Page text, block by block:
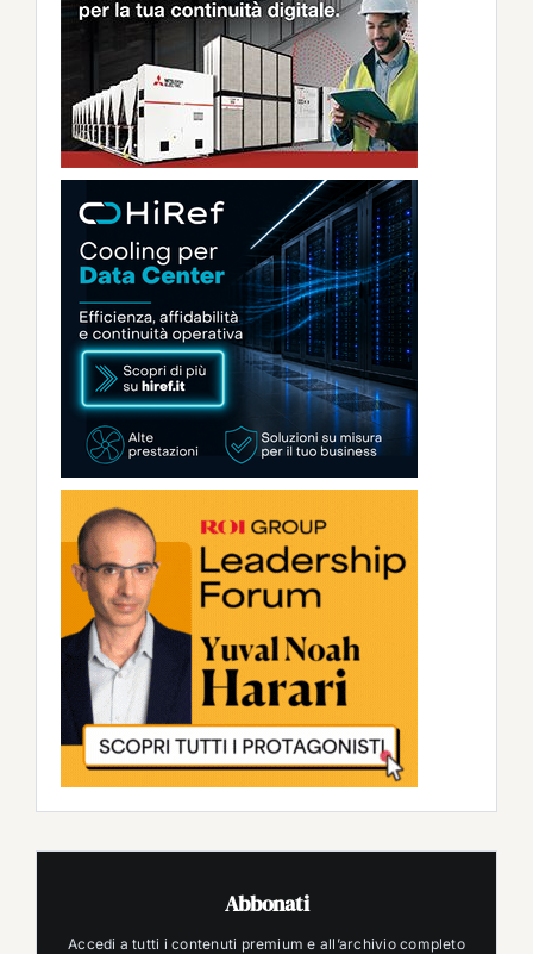
Abbonati
Accedi a tutti i contenuti premium e all’archivio completo